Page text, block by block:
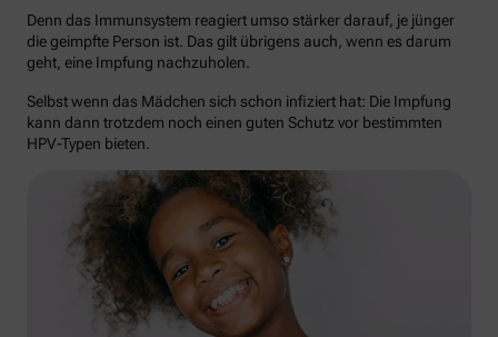
Denn das Immunsystem reagiert umso stärker darauf, je jünger
die geimpfte Person ist. Das gilt übrigens auch, wenn es darum
geht, eine Impfung nachzuholen.
Selbst wenn das Mädchen sich schon infiziert hat: Die Impfung
kann dann trotzdem noch einen guten Schutz vor bestimmten
HPV-Typen bieten.